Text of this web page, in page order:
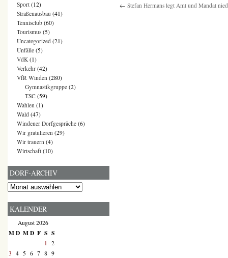
← Stefan Hermans legt Amt und Mandat
Sport (12)
Straßenausbau (41)
Tennisclub (60)
Tourismus (5)
Uncategorized (21)
Unfälle (5)
VdK (1)
Verkehr (42)
VfR Winden (280)
Gymnastikgruppe (2)
TSC (59)
Wahlen (1)
Wald (47)
Windener Dorfgespräche (6)
Wir gratulieren (29)
Wir trauern (4)
Wirtschaft (10)
DORF-ARCHIV
Dorf-
KALENDER
August 2026
MD MD F S S
1 2
3 4 5 6 7 8 9